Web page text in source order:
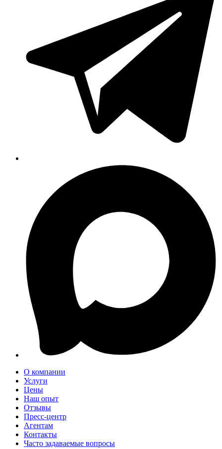
О компании
Услуги
Цены
Наш опыт
Отзывы
Пресс-центр
Агентам
Контакты
Часто задаваемые вопросы